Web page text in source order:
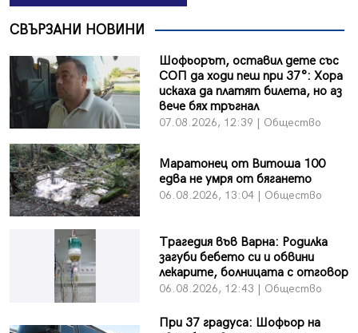
СВЪРЗАНИ НОВИНИ
Шофьорът, оставил дете със
СОП да ходи пеш при 37°: Хора
искаха да платят билета, но аз
вече бях тръгнал
07.08.2026, 12:39 | Общество
Маратонец от Витоша 100
едва не умря от бягането
06.08.2026, 13:04 | Общество
Трагедия във Варна: Родилка
загуби бебето си и обвини
лекарите, болницата с отговор
06.08.2026, 12:43 | Общество
При 37 градуса: Шофьор на